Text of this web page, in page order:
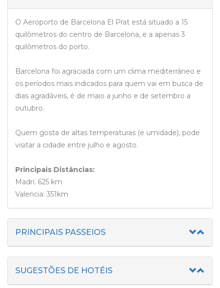
O Aeroporto de Barcelona El Prat está situado a 15
quilômetros do centro de Barcelona, e a apenas 3
quilômetros do porto.
Barcelona foi agraciada com um clima mediterrâneo e
os períodos mais indicados para quem vai em busca de
dias agradáveis, é de maio a junho e de setembro a
outubro.
Quem gosta de altas temperaturas (e umidade), pode
visitar a cidade entre julho e agosto.
Principais Distâncias:
Madri: 625 km
Valencia: 351km
PRINCIPAIS PASSEIOS
SUGESTÕES DE HOTÉIS